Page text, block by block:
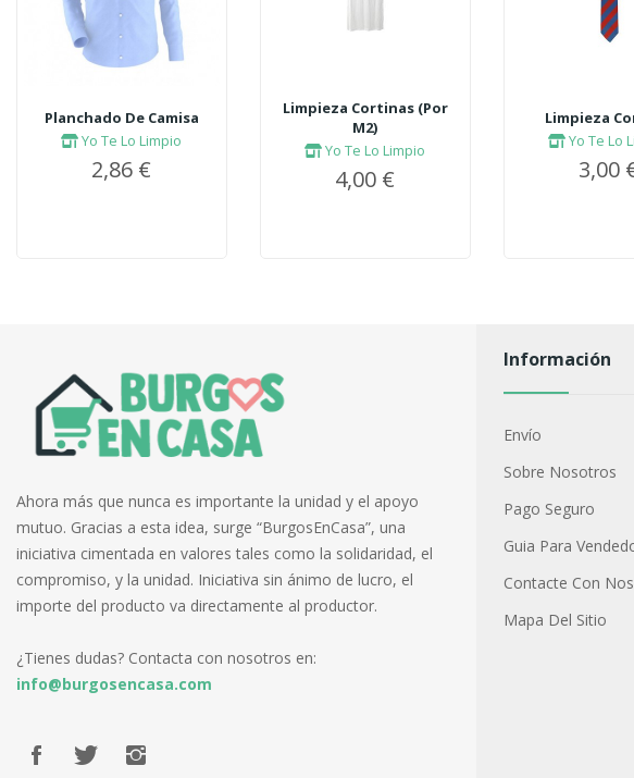
Planchado De Camisa
Yo Te Lo Limpio
2,86 €
Limpieza Cortinas (Por
M2)
Yo Te Lo Limpio
4,00 €
Limpieza
Yo Te Lo
3,00
Ahora más que nunca es importante la unidad y el apoyo
mutuo. Gracias a esta idea, surge “BurgosEnCasa”, una
iniciativa cimentada en valores tales como la solidaridad, el
compromiso, y la unidad. Iniciativa sin ánimo de lucro, el
importe del producto va directamente al productor.
¿Tienes dudas? Contacta con nosotros en:
info@burgosencasa.com
Información
Envío
Sobre Nosotros
Pago Seguro
Guia Para
Contacte Con
Mapa Del Sitio